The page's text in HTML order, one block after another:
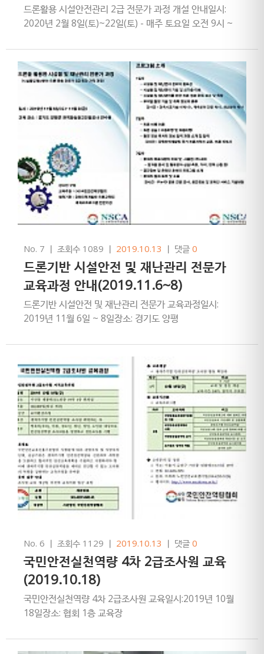
드론활용 시설안전관리 2급 전문가 과정 개설 안내일시:
2020년 2월 8일(토)~22일(토) - 매주 토요일 오전 9시 ~
No. 7 ㅣ 조회수 1089 ㅣ 2019.10.13 ㅣ 댓글0
드론기반 시설안전 및 재난관리 전문가
교육과정 안내(2019.11.6~8)
드론기반 시설안전 및 재난관리 전문가 교육과정일시:
2019년 11월 6일 ~ 8일장소: 경기도 양평
국민안전역량협회문의: 02-2628-3951 (조한광 센터장)
No. 6 ㅣ 조회수 1129 ㅣ 2019.10.13 ㅣ 댓글0
국민안전실천역량 4차 2급조사원 교육
(2019.10.18)
국민안전실천역량 4차 2급조사원 교육일시:2019년 10월
18일장소: 협회 1층 교육장